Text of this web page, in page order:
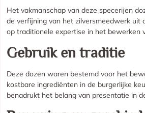
Het vakmanschap van deze specerijen
de verfijning van het zilversmeedwerk uit
op traditionele expertise in het bewerken
Gebruik en traditie
Deze dozen waren bestemd voor het
kostbare ingrediënten in de burgerlijke
benadrukt het belang van presentatie in